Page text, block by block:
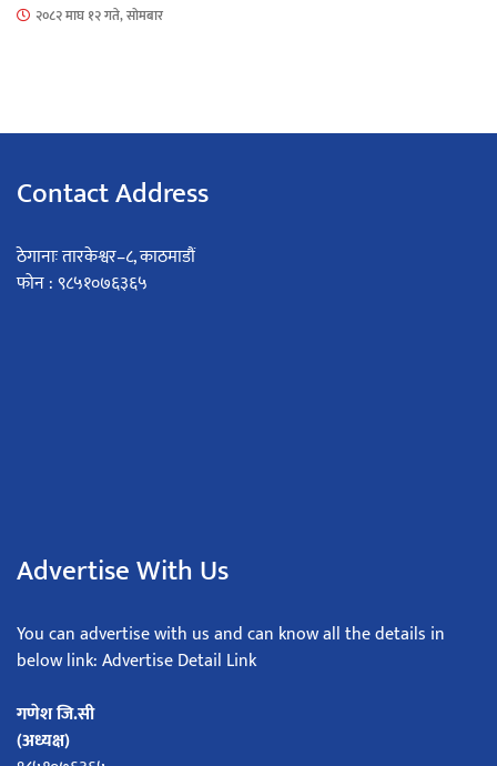
२०८२ माघ १२ गते, सोमबार
Contact Address
ठेगानाः तारकेश्वर–८, काठमाडौं
फोन : ९८५१०७६३६५
Advertise With Us
You can advertise with us and can know all the details in
below link: Advertise Detail Link
गणेश जि.सी
(अध्यक्ष)